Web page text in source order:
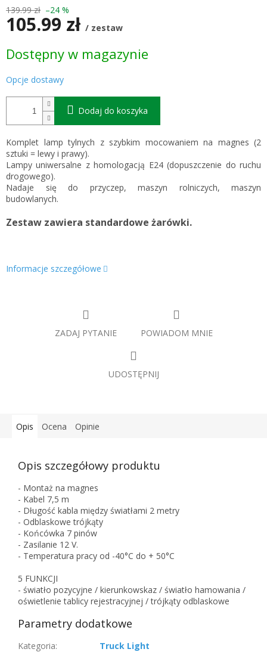
139.99 zł –24 %
105.99 zł / zestaw
jednostkowa:
Dostępny w magazynie
Opcje dostawy
Dodaj do koszyka
Komplet lamp tylnych z szybkim mocowaniem na magnes (2
sztuki = lewy i prawy).
Lampy uniwersalne z homologacją E24 (dopuszczenie do ruchu
drogowego).
Nadaje się do przyczep, maszyn rolniczych, maszyn
budowlanych.
Zestaw zawiera standardowe żarówki.
Informacje szczegółowe
ZADAJ PYTANIE POWIADOM MNIE
UDOSTĘPNIJ
Opis Ocena Opinie
Opis szczegółowy produktu
- Montaż na magnes
- Kabel 7,5 m
- Długość kabla między światłami 2 metry
- Odblaskowe trójkąty
- Końcówka 7 pinów
- Zasilanie 12 V.
- Temperatura pracy od -40°C do + 50°C
5 FUNKCJI
- światło pozycyjne / kierunkowskaz / światło hamowania /
oświetlenie tablicy rejestracyjnej / trójkąty odblaskowe
Parametry dodatkowe
Kategoria:
Truck Light